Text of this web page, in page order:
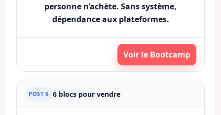
personne n’achète. Sans système,
dépendance aux plateformes.
Voir le Bootcamp
POST 6 6 blocs pour vendre